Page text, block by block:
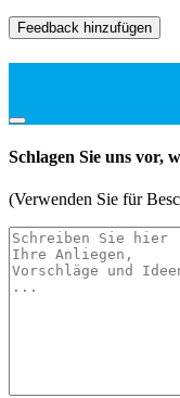
Feedback hinzufügen
Schlagen Sie uns vor,
(Verwenden Sie für